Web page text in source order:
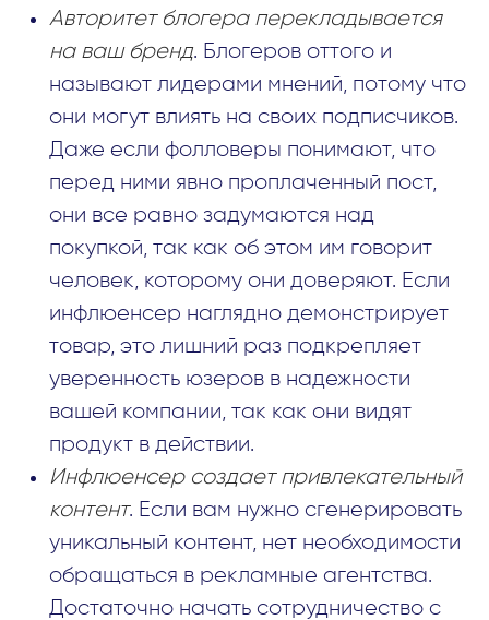
Авторитет блогера перекладывается
на ваш бренд. Блогеров оттого и
называют лидерами мнений, потому что
они могут влиять на своих подписчиков.
Даже если фолловеры понимают, что
перед ними явно проплаченный пост,
они все равно задумаются над
покупкой, так как об этом им говорит
человек, которому они доверяют. Если
инфлюенсер наглядно демонстрирует
товар, это лишний раз подкрепляет
уверенность юзеров в надежности
вашей компании, так как они видят
продукт в действии.
Инфлюенсер создает привлекательный
контент. Если вам нужно сгенерировать
уникальный контент, нет необходимости
обращаться в рекламные агентства.
Достаточно начать сотрудничество с